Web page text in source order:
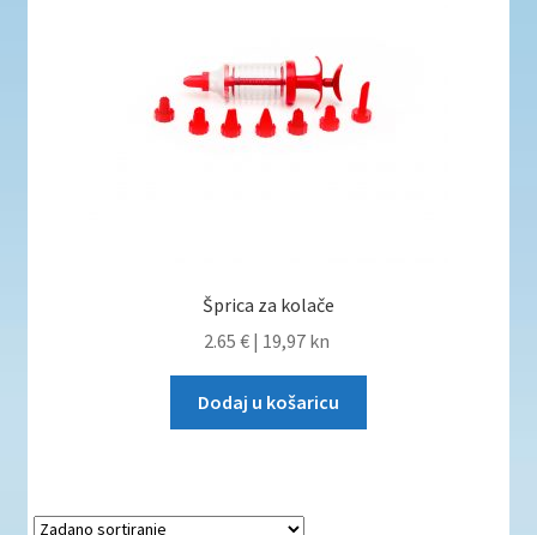
Šprica za kolače
2.65 € | 19,97 kn
Dodaj u košaricu